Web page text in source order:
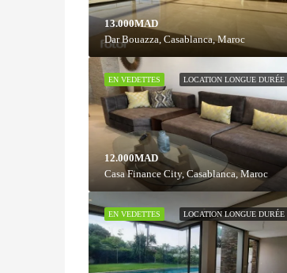
13.000MAD
Dar Bouazza, Casablanca, Maroc
LOCATION LONGUE DURÉE
EN VEDETTES
12.000MAD
Casa Finance City, Casablanca, Maroc
LOCATION LONGUE DURÉE
EN VEDETTES